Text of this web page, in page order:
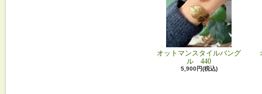
オットマンスタイルバング
ル 440
5,900円(税込)